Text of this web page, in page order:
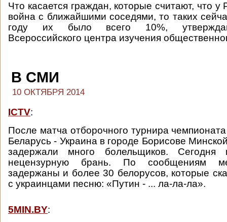
Что касается граждан, которые считают, что
война с ближайшими соседями, то таких
году их было всего 10%,
Всероссийского центра изучения
В СМИ
10 ОКТЯБРЯ 2014
ICTV:
После матча отборочного турнира
Беларусь - Украина в городе Борисове
задержали много болельщиков.
нецензурную брань. По сообщениям
задержаны и более 30 белорусов, которые
с украинцами песню: «Путин - ... ла-ла-ла».
5MIN.BY: